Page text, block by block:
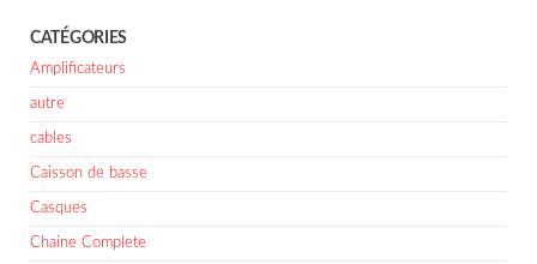
CATÉGORIES
Amplificateurs
autre
cables
Caisson de basse
Casques
Chaine Complete